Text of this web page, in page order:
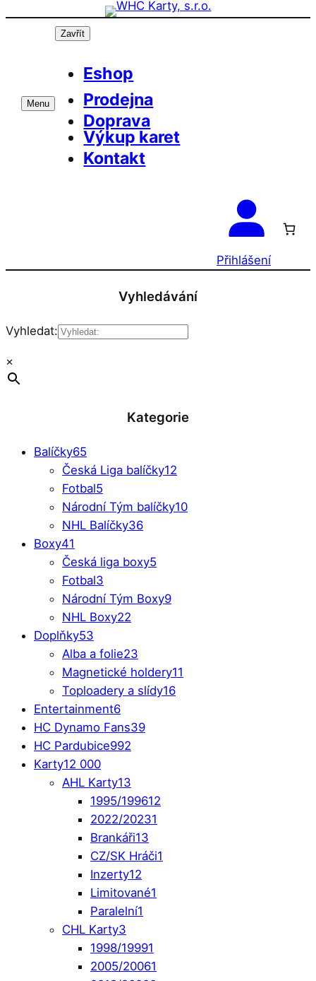
Přeskočit
Menu
Zavřít
Eshop
Prodejna
Doprava
Výkup karet
Kontakt
Přihlášení
Vyhledávání
Vyhledat:
×
Kategorie
Balíčky65
Česká Liga balíčky12
Fotbal5
Národní Tým balíčky10
NHL Balíčky36
Boxy41
Česká liga boxy5
Fotbal3
Národní Tým Boxy9
NHL Boxy22
Doplňky53
Alba a folie23
Magnetické holdery11
Toploadery a slídy16
Entertainment6
HC Dynamo Fans39
HC Pardubice992
Karty12 000
AHL Karty13
1995/199612
2022/20231
Brankáři13
CZ/SK Hráči1
Inzerty12
Limitované1
Paralelní1
CHL Karty3
1998/19991
2005/20061